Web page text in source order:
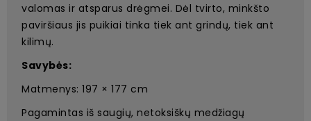
valomas ir atsparus drėgmei. Dėl tvirto, minkšto
paviršiaus jis puikiai tinka tiek ant grindų, tiek ant
kilimų.
Savybės:
Matmenys: 197 × 177 cm
Pagamintas iš saugių, netoksiškų medžiagų